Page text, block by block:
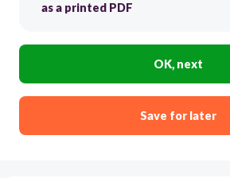
as a printed PDF
OK, next
Save for later